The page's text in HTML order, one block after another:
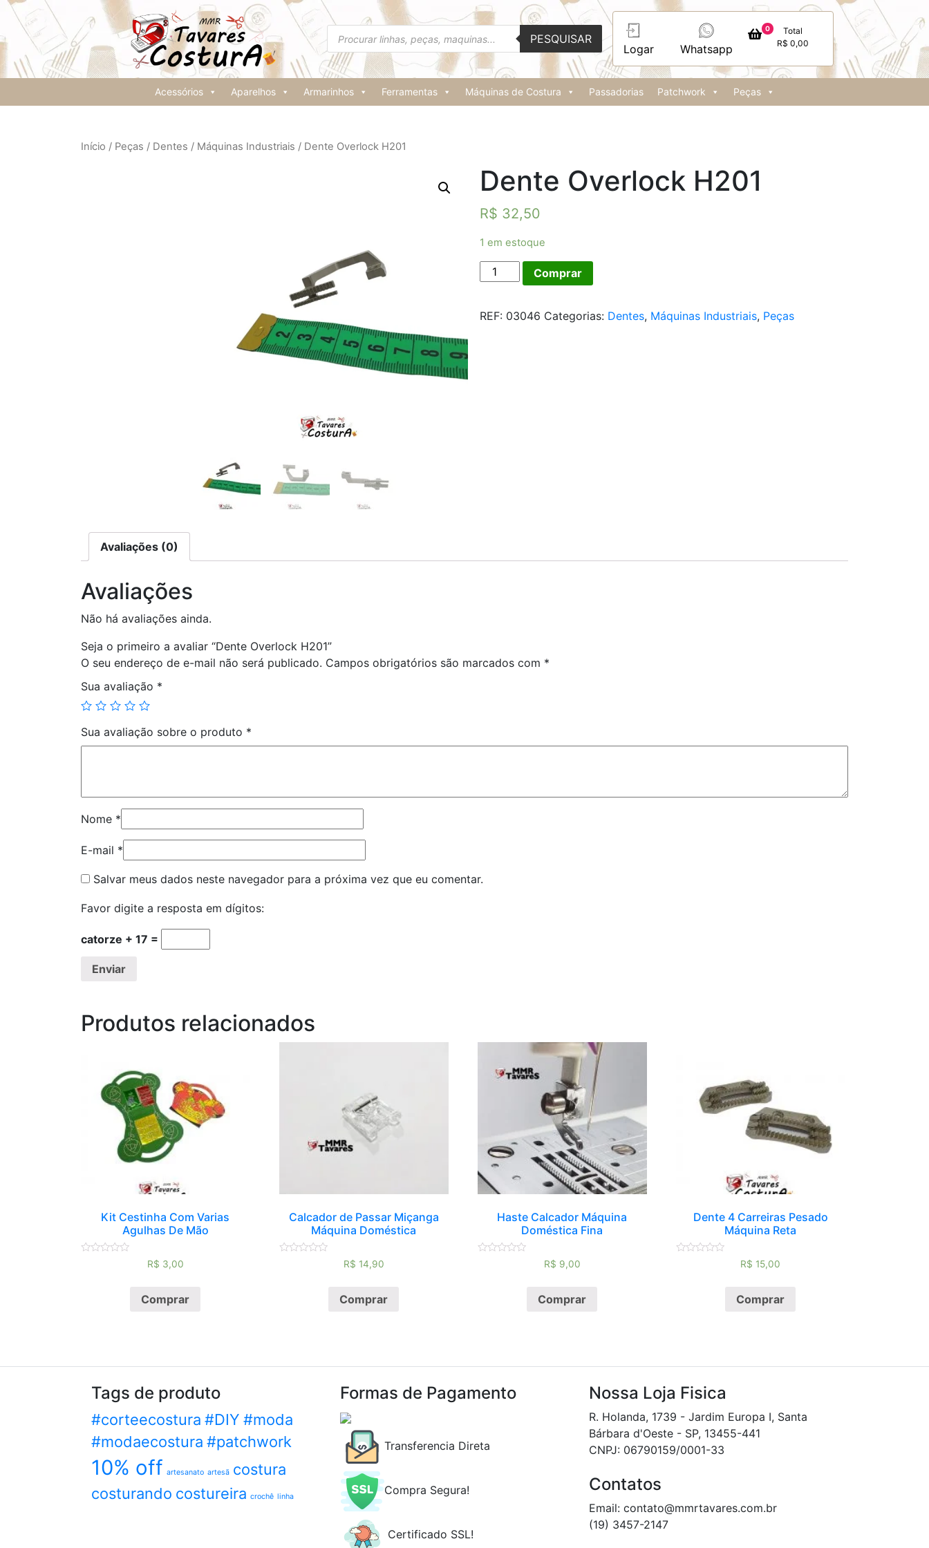
Pesquisar
produtos
PESQUISAR
Logar Whatsapp
0
Total
R$ 0,00
Acessórios Aparelhos Armarinhos Ferramentas Máquinas de Costura Passadorias Patchwork Peças
Início / Peças / Dentes / Máquinas Industriais / Dente Overlock H201
Dente Overlock H201
R$ 32,50
1 em estoque
Dente
Overlock
quantidade
Comprar
REF: 03046 Categorias: Dentes, Máquinas Industriais, Peças
Avaliações (0)
Avaliações
Não há avaliações ainda.
Seja o primeiro a avaliar “Dente Overlock H201”
O seu endereço de e-mail não será publicado. Campos obrigatórios são marcados com *
Sua avaliação *
Sua avaliação sobre o produto *
Nome *
E-mail *
Salvar meus dados neste navegador para a próxima vez que eu comentar.
Favor digite a resposta em dígitos:
catorze + 17 =
Produtos relacionados
Kit Cestinha Com Varias
Agulhas De Mão
R$ 3,00
Comprar
Calcador de Passar Miçanga
Máquina Doméstica
R$ 14,90
Comprar
Haste Calcador Máquina
Doméstica Fina
R$ 9,00
Comprar
Dente 4 Carreiras Pesado
Máquina Reta
R$ 15,00
Comprar
Tags de produto
#corteecostura #DIY #moda
#modaecostura #patchwork
10% off artesanato artesã costura
costurando costureira crochê linha
Formas de Pagamento
Transferencia Direta
Compra Segura!
Certificado SSL!
Nossa Loja Fisica
R. Holanda, 1739 - Jardim Europa I, Santa
Bárbara d'Oeste - SP, 13455-441
CNPJ: 06790159/0001-33
Contatos
Email: contato@mmrtavares.com.br
(19) 3457-2147